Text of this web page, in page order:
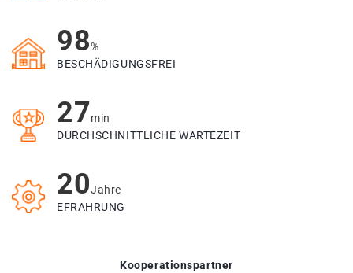
98%
BESCHÄDIGUNGSFREI
27min
DURCHSCHNITTLICHE WARTEZEIT
20Jahre
EFRAHRUNG
Kooperationspartner